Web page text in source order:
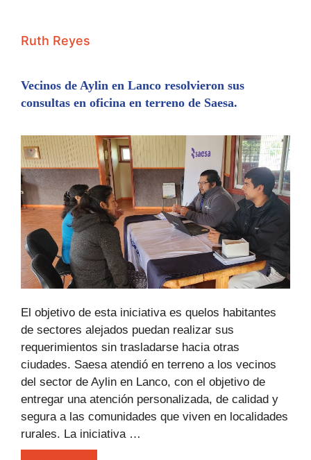
Ruth Reyes
Vecinos de Aylin en Lanco resolvieron sus
consultas en oficina en terreno de Saesa.
El objetivo de esta iniciativa es quelos habitantes
de sectores alejados puedan realizar sus
requerimientos sin trasladarse hacia otras
ciudades. Saesa atendió en terreno a los vecinos
del sector de Aylin en Lanco, con el objetivo de
entregar una atención personalizada, de calidad y
segura a las comunidades que viven en localidades
rurales. La iniciativa …